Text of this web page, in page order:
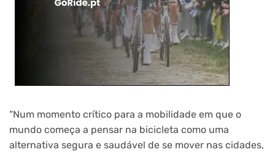
“Num momento crítico para a mobilidade em que o
mundo começa a pensar na bicicleta como uma
alternativa segura e saudável de se mover nas cidades,